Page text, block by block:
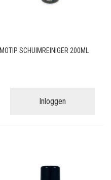
MOTIP SCHUIMREINIGER 200ML
Inloggen